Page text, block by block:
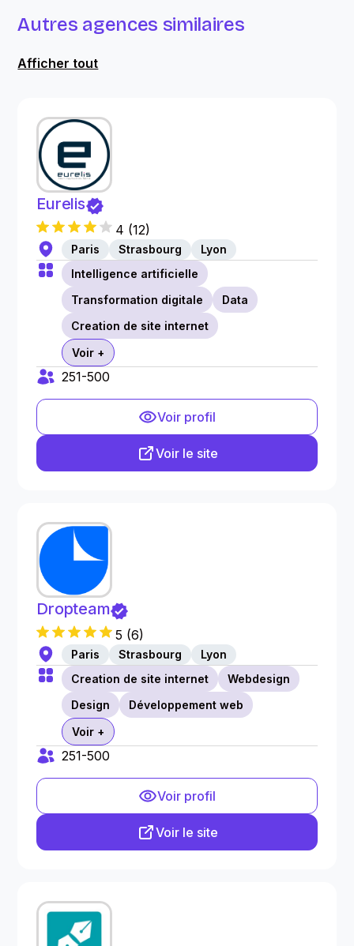
Autres agences similaires
Afficher tout
Eurelis
4 (12)
Paris Strasbourg
Lyon
Intelligence artificielle
Transformation digitale
Data
Creation de site internet
Voir +
251-500
Voir profil
Voir le site
Dropteam
5 (6)
Paris Strasbourg
Lyon
Creation de site internet
Webdesign
Design
Développement web
Voir +
251-500
Voir profil
Voir le site